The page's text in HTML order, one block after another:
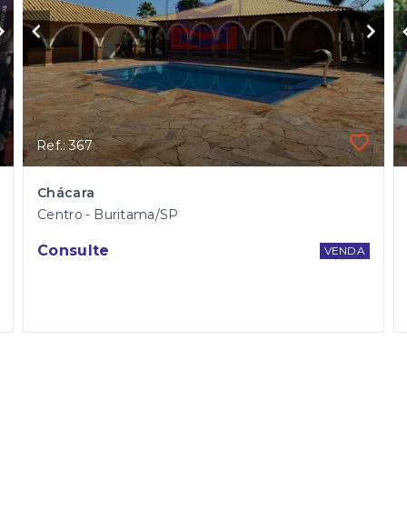
Ref.: 367
Chácara
Centro - Buritama/SP
Consulte VENDA